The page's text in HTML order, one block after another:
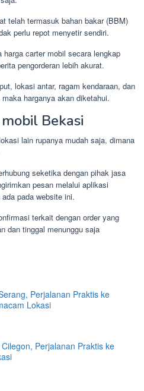
telah termasuk bahan bakar (BBM)
perlu repot menyetir sendiri.
harga carter mobil secara lengkap
pengorderan lebih akurat.
lokasi antar, ragam kendaraan, dan
harganya akan diketahui.
Bekasi
lain rupanya mudah saja, dimana
seketika dengan pihak jasa
pesan melalui aplikasi
pada website ini.
terkait dengan order yang
dan tinggal menunggu saja
Perjalanan Praktis ke
Lokasi
Perjalanan Praktis ke